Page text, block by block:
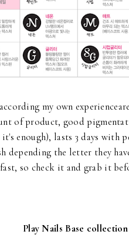
my own
of product, good
enough), lasts 3 days with
depending the letter they
so check it and grab it
Play Nails Base collection